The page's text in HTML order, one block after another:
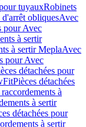
tuyauxRobinets
d'arrêt obliquesAvec
pour Avec
à sertir
à sertir MeplaAvec
pour Avec
détachées pour
Pièces détachées
à
à sertir
détachées pour
à sertir